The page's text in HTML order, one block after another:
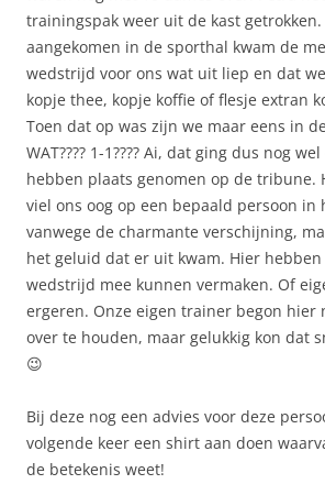
trainingspak weer uit de kast getrokken.
aangekomen in de sporthal kwam de
wedstrijd voor ons wat uit liep en dat
kopje thee, kopje koffie of flesje extran
Toen dat op was zijn we maar eens in
WAT???? 1-1???? Ai, dat ging dus nog
hebben plaats genomen op de tribune.
viel ons oog op een bepaald persoon in
vanwege de charmante verschijning,
het geluid dat er uit kwam. Hier hebben
wedstrijd mee kunnen vermaken. Of
ergeren. Onze eigen trainer begon hier
over te houden, maar gelukkig kon dat
😉
Bij deze nog een advies voor deze
volgende keer een shirt aan doen
de betekenis weet!